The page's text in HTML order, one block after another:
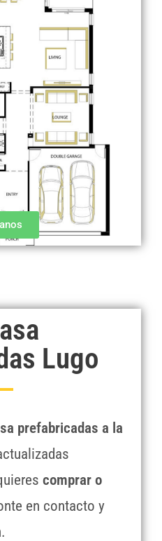
Lugo
prefabricadas a la
comprar o
en contacto y